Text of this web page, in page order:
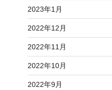
2023年1月
2022年12月
2022年11月
2022年10月
2022年9月